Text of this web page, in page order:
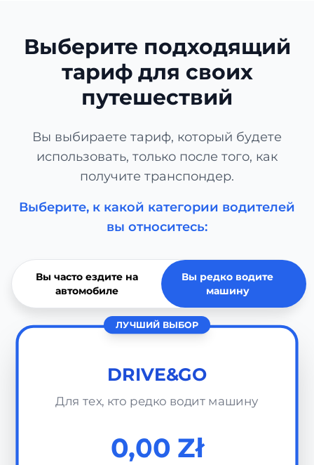
Выберите подходящий
тариф для своих
путешествий
Вы выбираете тариф, который будете
использовать, только после того, как
получите транспондер.
Выберите, к какой категории водителей
вы относитесь:
Вы часто ездите на
автомобиле
Вы редко водите
машину
ЛУЧШИЙ ВЫБОР
DRIVE&GO
Для тех, кто редко водит машину
0,00 Zł